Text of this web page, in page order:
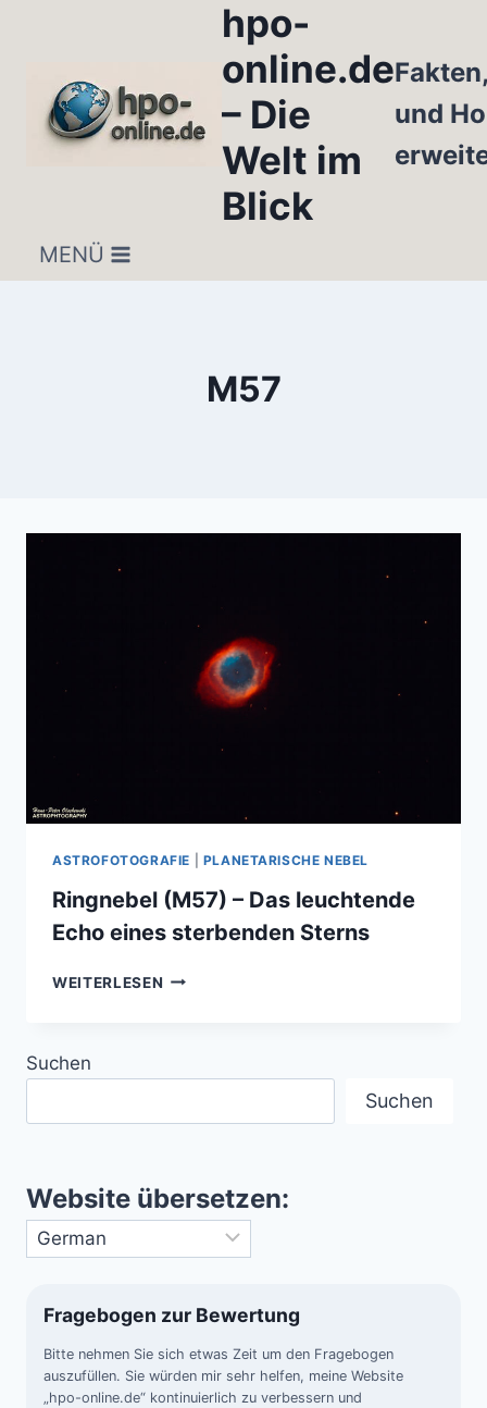
hpo-
online.de
– Die
Welt im
Blick
und
MENÜ
M57
ASTROFOTOGRAFIE PLANETARISCHE NEBEL
Ringnebel (M57) – Das leuchtende
Echo eines sterbenden Sterns
WEITERLESEN RINGNEBEL
Suchen
Suchen
Website übersetzen:
Fragebogen zur Bewertung
Bitte nehmen Sie sich etwas Zeit um den Fragebogen
auszufüllen. Sie würden mir sehr helfen, meine Website
„hpo-online.de“ kontinuierlich zu verbessern und